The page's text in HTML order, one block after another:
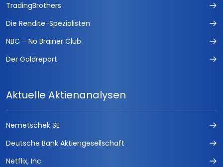
TradingBrothers
Die Rendite-Spezialisten
NBC – No Brainer Club
Der Goldreport
Aktuelle Aktienanalysen
Nemetschek SE
Deutsche Bank Aktiengesellschaft
Netflix, Inc.